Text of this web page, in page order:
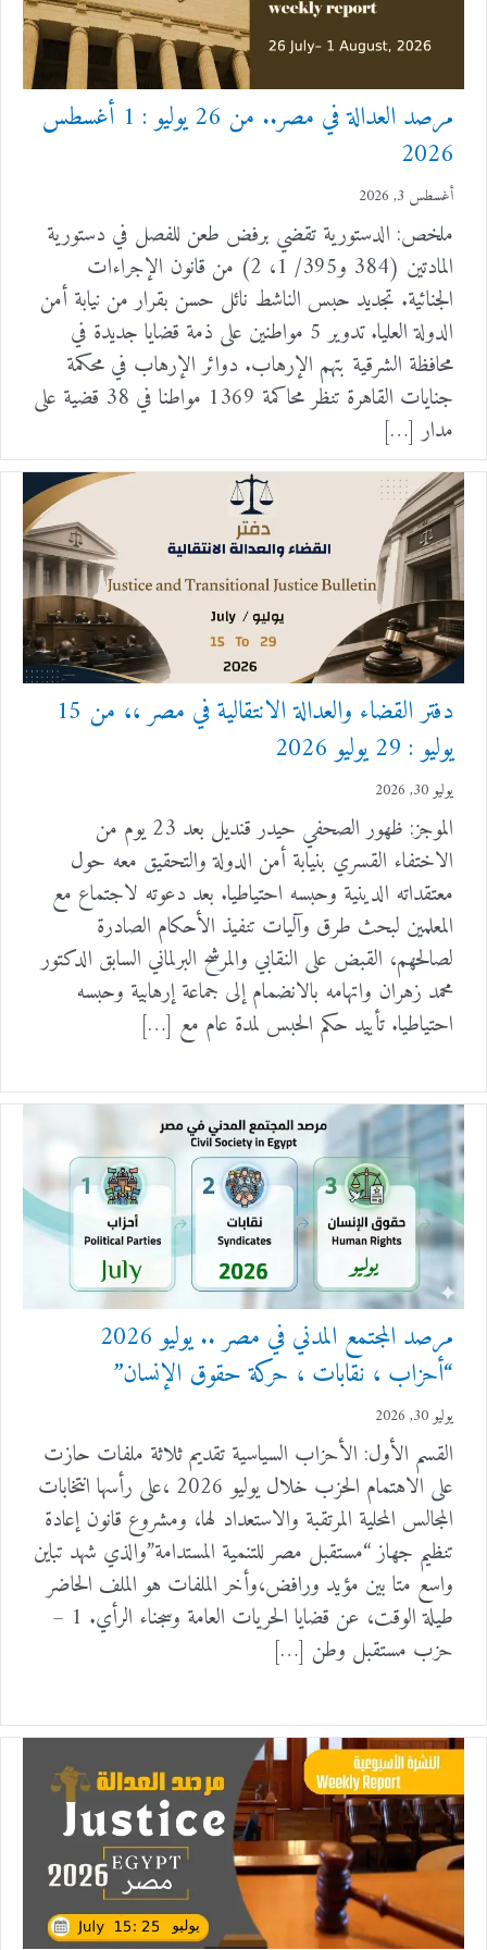
مرصد العدالة في مصر.. من 26 يوليو : 1 أغسطس
2026
أغسطس 3, 2026
ملخص: الدستورية تقضي برفض طعن للفصل في دستورية
المادتين (384 و395/ 1، 2) من قانون الإجراءات
الجنائية. تجديد حبس الناشط نائل حسن بقرار من نيابة أمن
الدولة العليا. تدوير 5 مواطنين على ذمة قضايا جديدة في
محافظة الشرقية بتهم الإرهاب. دوائر الإرهاب في محكمة
جنايات القاهرة تنظر محاكمة 1369 مواطنا في 38 قضية على
مدار […]
دفتر القضاء والعدالة الانتقالية في مصر ،، من 15
يوليو : 29 يوليو 2026
يوليو 30, 2026
الموجز: ظهور الصحفي حيدر قنديل بعد 23 يوم من
الاختفاء القسري بنيابة أمن الدولة والتحقيق معه حول
معتقداته الدينية وحبسه احتياطيا. بعد دعوته لاجتماع مع
المعلمين لبحث طرق وآليات تنفيذ الأحكام الصادرة
لصالحهم، القبض على النقابي والمرشح البرلماني السابق الدكتور
محمد زهران واتهامه بالانضمام إلى جماعة إرهابية وحبسه
احتياطيا. تأييد حكم الحبس لمدة عام مع […]
مرصد المجتمع المدني في مصر .. يوليو 2026
“أحزاب ، نقابات ، حركة حقوق الإنسان”
يوليو 30, 2026
القسم الأول: الأحزاب السياسية تقديم ثلاثة ملفات حازت
على الاهتمام الحزب خلال يوليو 2026 ،على رأسها انتخابات
المجالس المحلية المرتقبة والاستعداد لها، ومشروع قانون إعادة
تنظيم جهاز “مستقبل مصر للتنمية المستدامة”والذي شهد تباين
واسع متا بين مؤيد ورافض،وأخر الملفات هو الملف الحاضر
طيلة الوقت، عن قضايا الحريات العامة وسجناء الرأي. 1 –
حزب مستقبل وطن […]